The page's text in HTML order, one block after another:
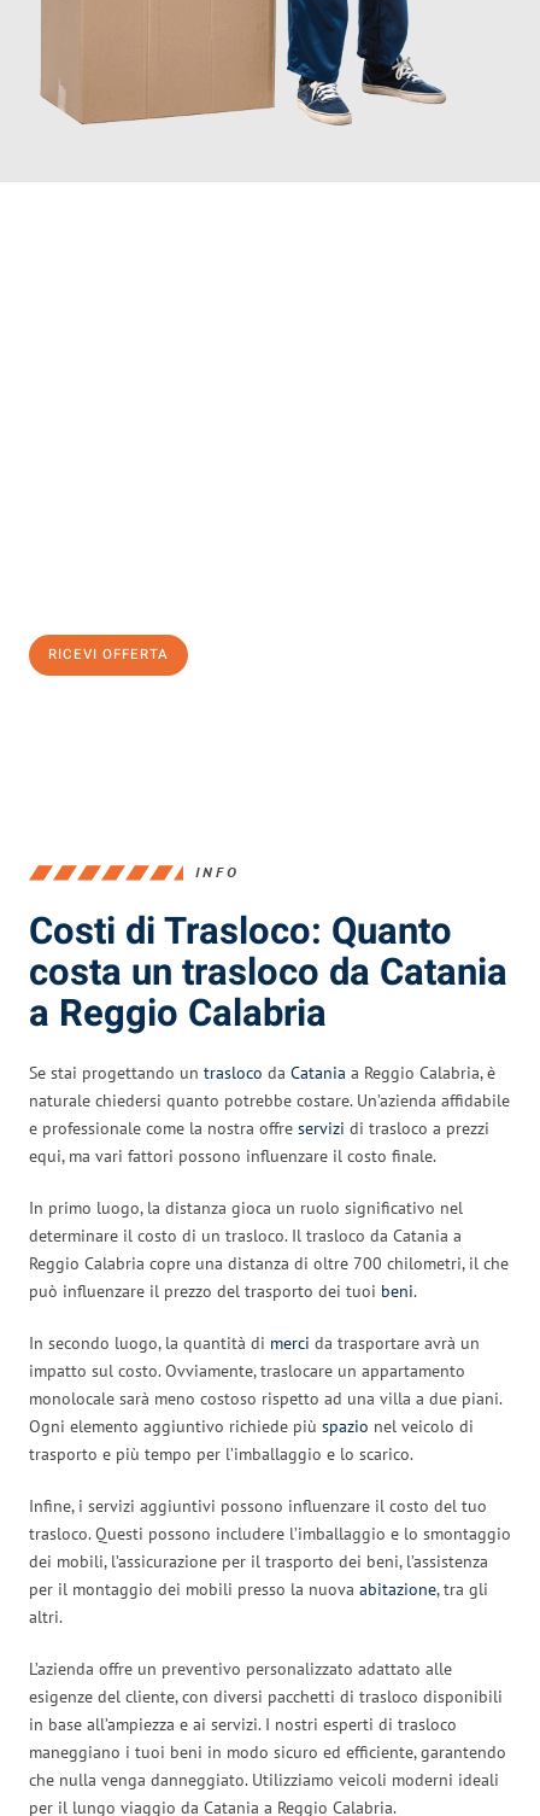
RICEVI OFFERTA
INFO
Costi di Trasloco: Quanto
costa un trasloco da Catania
a Reggio Calabria
Se stai progettando un trasloco da Catania a Reggio Calabria, è
naturale chiedersi quanto potrebbe costare. Un’azienda affidabile
e professionale come la nostra offre servizi di trasloco a prezzi
equi, ma vari fattori possono influenzare il costo finale.
In primo luogo, la distanza gioca un ruolo significativo nel
determinare il costo di un trasloco. Il trasloco da Catania a
Reggio Calabria copre una distanza di oltre 700 chilometri, il che
può influenzare il prezzo del trasporto dei tuoi beni.
In secondo luogo, la quantità di merci da trasportare avrà un
impatto sul costo. Ovviamente, traslocare un appartamento
monolocale sarà meno costoso rispetto ad una villa a due piani.
Ogni elemento aggiuntivo richiede più spazio nel veicolo di
trasporto e più tempo per l’imballaggio e lo scarico.
Infine, i servizi aggiuntivi possono influenzare il costo del tuo
trasloco. Questi possono includere l’imballaggio e lo smontaggio
dei mobili, l’assicurazione per il trasporto dei beni, l’assistenza
per il montaggio dei mobili presso la nuova abitazione, tra gli
altri.
L’azienda offre un preventivo personalizzato adattato alle
esigenze del cliente, con diversi pacchetti di trasloco disponibili
in base all’ampiezza e ai servizi. I nostri esperti di trasloco
maneggiano i tuoi beni in modo sicuro ed efficiente, garantendo
che nulla venga danneggiato. Utilizziamo veicoli moderni ideali
per il lungo viaggio da Catania a Reggio Calabria.